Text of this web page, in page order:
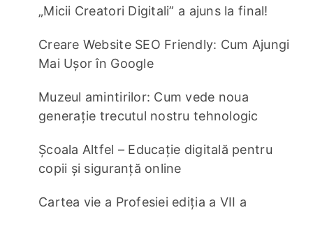
„Micii Creatori Digitali” a ajuns la final!
Creare Website SEO Friendly: Cum Ajungi
Mai Ușor în Google
Muzeul amintirilor: Cum vede noua
generație trecutul nostru tehnologic
Școala Altfel – Educație digitală pentru
copii și siguranță online
Cartea vie a Profesiei ediția a VII a